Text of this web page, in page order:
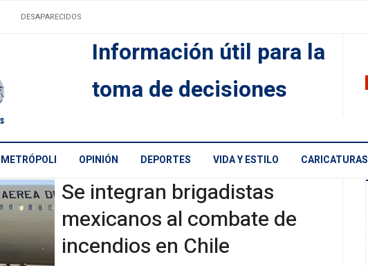
DESAPARECIDOS
Información útil para la
toma de decisiones
METRÓPOLI OPINIÓN DEPORTES VIDA Y ESTILO CARICATURAS
Se integran brigadistas
mexicanos al combate de
incendios en Chile